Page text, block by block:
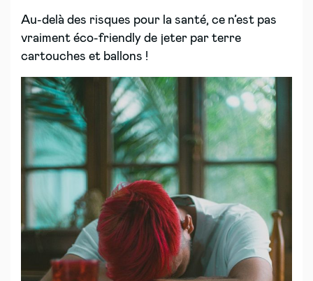
Au-delà des risques pour la santé, ce n’est pas
vraiment éco-friendly de jeter par terre
cartouches et ballons !